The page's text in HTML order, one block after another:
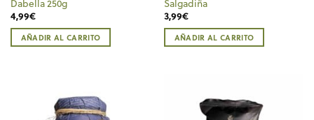
Dabella 250g
4,99€
AÑADIR AL CARRITO
Salgadiña
3,99€
AÑADIR AL CARRITO